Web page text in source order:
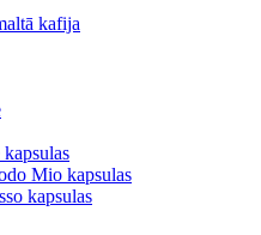
kafija
Mio kapsulas
kapsulas